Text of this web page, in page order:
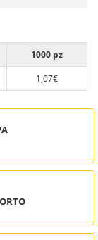
1000 pz
1,07€